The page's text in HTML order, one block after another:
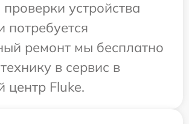
устройства
потребуется
ремонт мы бесплатно
в сервис в
центр Fluke.